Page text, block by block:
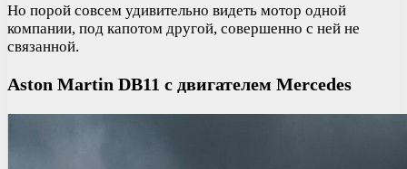
Но порой совсем удивительно видеть мотор одной
компании, под капотом другой, совершенно с ней не
связанной.
Aston Martin DB11 с двигателем Mercedes